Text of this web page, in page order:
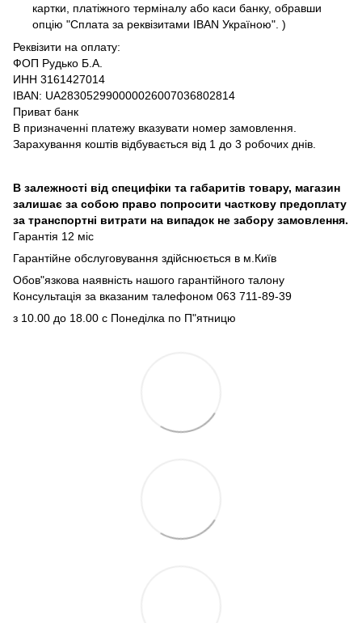
картки, платіжного терміналу або каси банку, обравши
опцію "Сплата за реквізитами IBAN Україною". )
Реквізити на оплату:
ФОП Рудько Б.А.
ИНН 3161427014
IBAN: UA283052990000026007036802814
Приват банк
В призначенні платежу вказувати номер замовлення.
Зарахування коштів відбувається від 1 до 3 робочих днів.
В залежності від специфіки та габаритів товару, магазин
залишає за собою право попросити часткову предоплату
за транспортні витрати на випадок не забору замовлення.
Гарантія 12 міс
Гарантійне обслуговування здійснюється в м.Київ
Обов"язкова наявність нашого гарантійного талону
Консультація за вказаним талефоном 063 711-89-39
з 10.00 до 18.00 с Понеділка по П"ятницю